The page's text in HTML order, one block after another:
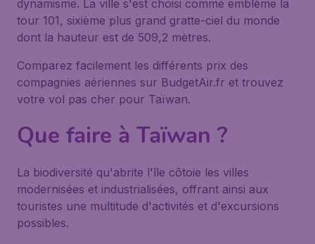
dynamisme. La ville s'est choisi comme emblème la
tour 101, sixième plus grand gratte-ciel du monde
dont la hauteur est de 509,2 mètres.
Comparez facilement les différents prix des
compagnies aériennes sur BudgetAir.fr et trouvez
votre vol pas cher pour Taïwan.
Que faire à Taïwan ?
La biodiversité qu'abrite l'île côtoie les villes
modernisées et industrialisées, offrant ainsi aux
touristes une multitude d'activités et d'excursions
possibles.